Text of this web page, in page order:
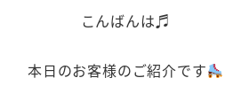
こんばんは♬
本日のお客様のご紹介です